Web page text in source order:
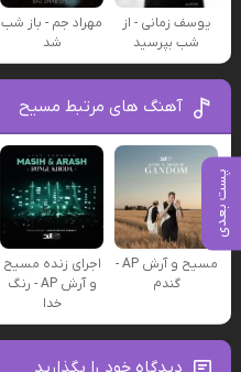
پست بعدی
یوسف زمانی - از
شب بپرسید
مهراد جم - باز شب
شد
آهنگ های مرتبط مسیح
مسیح و آرش AP -
گندم
اجرای زنده مسیح
و آرش AP - رنگ
خدا
دیدگاه خود را بگذارید